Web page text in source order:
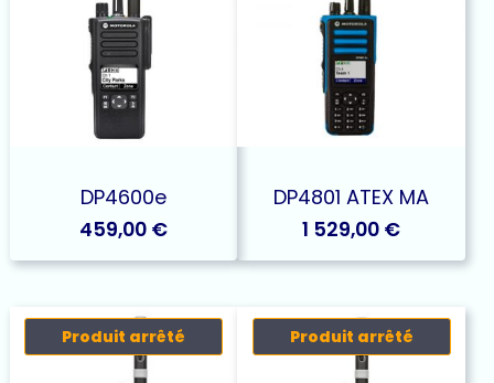
DP4600e
459,00 €
DP4801 ATEX MA
1 529,00 €
Produit arrêté Produit arrêté